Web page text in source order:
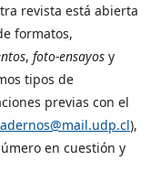
revista está abierta
formatos,
, foto-ensayos y
tipos de
previas con el
),
en cuestión y